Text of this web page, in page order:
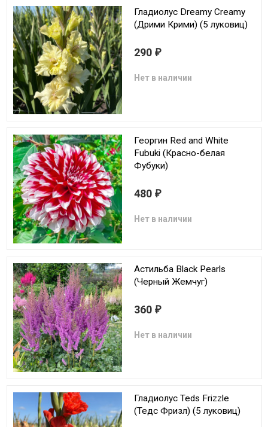
Гладиолус Dreamy Creamy
(Дрими Крими) (5 луковиц)
290 ₽
Нет в наличии
Георгин Red and White
Fubuki (Красно-белая
Фубуки)
480 ₽
Нет в наличии
Астильба Black Pearls
(Черный Жемчуг)
360 ₽
Нет в наличии
Гладиолус Teds Frizzle
(Тедс Фризл) (5 луковиц)